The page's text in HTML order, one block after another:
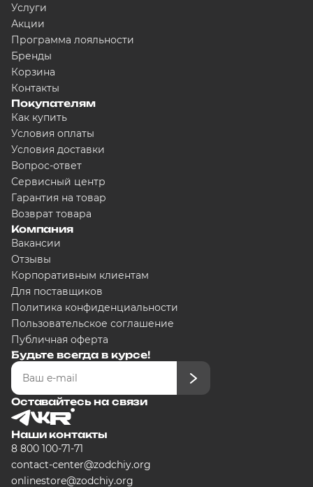
Для клиентов всех банков
любого банка
Получайте товар выбранный
Оставшиеся части будут
об оплате Плайтом
Услуги
Акции
Программа лояльности
Бренды
Корзина
Контакты
Покупателям
Как купить
Условия оплаты
Условия доставки
Вопрос-ответ
Сервисный центр
Гарантия на товар
Возврат товара
Компания
Вакансии
Отзывы
Корпоративным клиентам
Для поставщиков
Политика конфиденциальности
Пользовательское соглашение
Публичная оферта
Будьте всегда в курсе!
Оставайтесь на связи
Наши контакты
8 800 100-71-71
contact-center@zodchiy.org
onlinestore@zodchiy.org